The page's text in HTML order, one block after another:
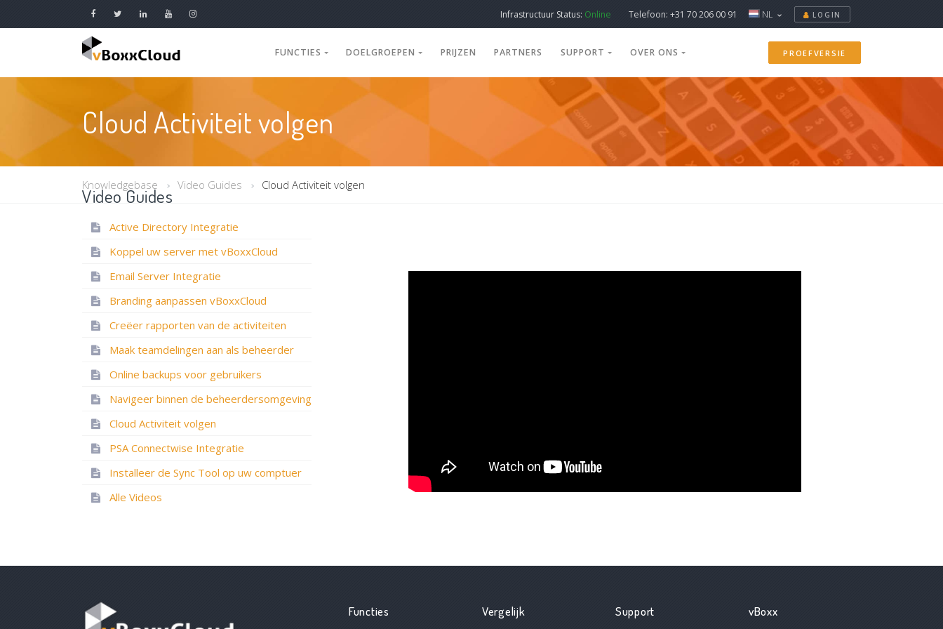
Infrastructuur Status: Online Telefoon: +31 70 206 00 91 NL LOGIN
FUNCTIES DOELGROEPEN PRIJZEN PARTNERS SUPPORT OVER ONS PROEFVERSIE
Cloud Activiteit volgen
Knowledgebase Video Guides Cloud Activiteit volgen
Video Guides
Active Directory Integratie
Koppel uw server met vBoxxCloud
Email Server Integratie
Branding aanpassen vBoxxCloud
Creëer rapporten van de activiteiten
Maak teamdelingen aan als beheerder
Online backups voor gebruikers
Navigeer binnen de beheerdersomgeving
Cloud Activiteit volgen
PSA Connectwise Integratie
Installeer de Sync Tool op uw comptuer
Alle Videos
Functies Vergelijk Support vBoxx